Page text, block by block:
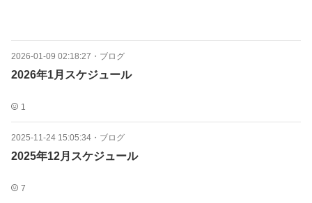
2026-01-09 02:18:27 ・ ブログ
2026年1月スケジュール
1
2025-11-24 15:05:34 ・ ブログ
2025年12月スケジュール
7